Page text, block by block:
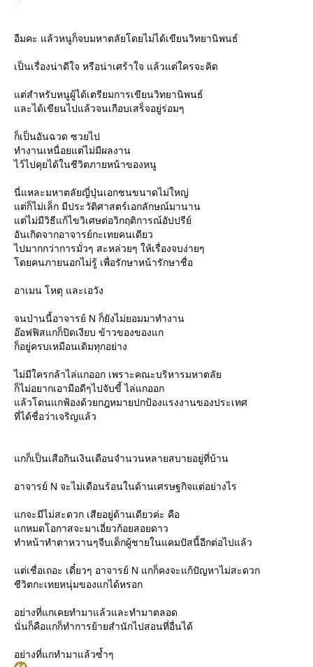
อืมคะ แล้วหนูก็จบมหาตลัยโดยไม่ได้เขียนวิทยานิพนธ์
เป็นเรื่องน่าดีใจ หรือน่าเศร้าใจ แล้วแต่ใครจะคิด
ต่สำหรับหนูผู้ได้เตรียมการเขียนวิทยานิพนธ์
ละได้เขียนไปแล้วจนเกือบเสร็จอยู่ร่อมๆ
ก็เป็นอันฉวด ซวยไป
ทำงานเหนื่อยแต่ไม่มีผลงาน
ไว้ไปคุยได้ในชีวิตภายหน้าของหนู
นี่แหละมหาตลัยญี่ปุ่นเอกชนขนาดไม่ใหญ่
ต่ก็ไม่เล็ก มีประวัติศาสตร์เอกลักษณ์มานาน
ต่ไม่มีวิธีแก้ไขวิเศษต่อวิกฤติการณ์อัปปรีย์
อันเกิดจากอาจารย์กะเทยคนเดียว
ไปมากกว่าการมั่วๆ สะหล่วยๆ ให้เรื่องจบง่ายๆ
ดยคนภายนอกไม่รู้ เพื่อรักษาหน้ารักษาชื่อ
อาเมน โหตุ และเอวัง
จนป่านนี้อาจารย์ N ก็ยังไม่ยอมมาทำงาน
อ๊อฟฟิสแกก็ปิดเงียบ ข้าวของของแก
ก็อยู่ครบเหมือนเดิมทุกอย่าง
ไม่มีใครกล้าไล่แกออก เพราะคณะบริหารมหาตลั
ก็ไม่อยากเอามือดีๆไปจับขี้ ไล่แกออก
ล้วโดนแกฟ้องด้วยกฎหมายปกป้องแรงงานของประเทศ
ที่ได้ชื่อว่าเจริญแล้ว
กก็เป็นเสือกินเงินเดือนจำนวนหลายสบายอยู่ที่บ้าน
อาจารย์ N จะไม่เดือนร้อนในด้านเศรษฐกิจแต่อย่างไร
กจะมีไม่สะดวก เสียอยู่ด้านเดียวค่ะ คือ
กหมดโอกาสจะมาเอี่ยวก้อยสอยดาว
ทำหน้าทำตาหวานๆจีบเด็กผู้ชายในแคมปัสนี้อีกต่อไปแล้ว
ต่เชื่อเถอะ เดี๋ยวๆ อาจารย์ N แกก็คงจะแก้ปัญหาไม่สะดวก
ชีวิตกะเทยหนุ่มของแกได้หรอก
อย่างที่แกเคยทำมาแล้วและทำมาตลอด
นั่นก็คือแกก็ทำการย้ายสำนักไปสอนที่อื่นได้
อย่างที่แกทำมาแล้วซ้ำๆ